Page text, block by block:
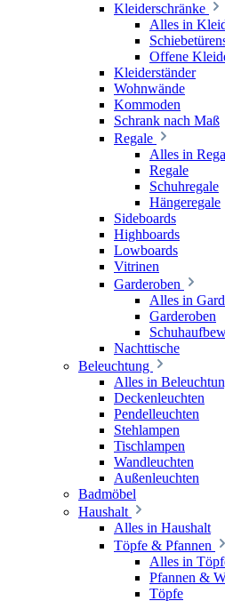
Kleiderschränke
Alles in
Offene
Kleiderständer
Wohnwände
Kommoden
Schrank nach Maß
Regale
Alles in
Regale
Schuhregale
Hängeregale
Sideboards
Highboards
Lowboards
Vitrinen
Garderoben
Alles in
Garderoben
Nachttische
Beleuchtung
Alles in
Deckenleuchten
Pendelleuchten
Stehlampen
Tischlampen
Wandleuchten
Außenleuchten
Badmöbel
Haushalt
Alles in Haushalt
Töpfe & Pfannen
Alles in
Pfannen &
Töpfe